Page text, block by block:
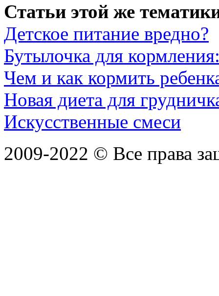
Статьи этой же
Детское питание вредно?
Бутылочка для
Чем и как кормить
Новая диета для
Искусственные смеси
2009-2022 © Все права